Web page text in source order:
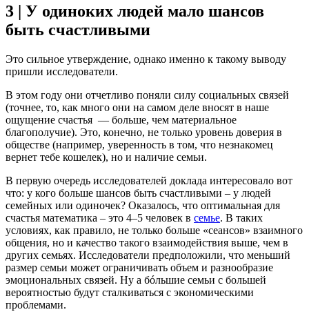
3 | У одиноких людей мало шансов
быть счастливыми
Это сильное утверждение, однако именно к такому выводу
пришли исследователи.
В этом году они отчетливо поняли силу социальных связей
(точнее, то, как много они на самом деле вносят в наше
ощущение счастья — больше, чем материальное
благополучие). Это, конечно, не только уровень доверия в
обществе (например, уверенность в том, что незнакомец
вернет тебе кошелек), но и наличие семьи.
В первую очередь исследователей доклада интересовало вот
что: у кого больше шансов быть счастливыми – у людей
семейных или одиночек? Оказалось, что оптимальная для
счастья математика – это 4–5 человек в семье. В таких
условиях, как правило, не только больше «сеансов» взаимного
общения, но и качество такого взаимодействия выше, чем в
других семьях. Исследователи предположили, что меньший
размер семьи может ограничивать объем и разнообразие
эмоциональных связей. Ну а бóльшие семьи с большей
вероятностью будут сталкиваться с экономическими
проблемами.